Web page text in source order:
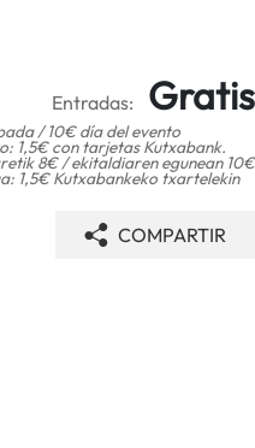
Entradas: Gratis
/ 10€ día del evento
1,5€ con tarjetas Kutxabank.
8€ / ekitaldiaren egunean 10€
1,5€ Kutxabankeko txartelekin
COMPARTIR